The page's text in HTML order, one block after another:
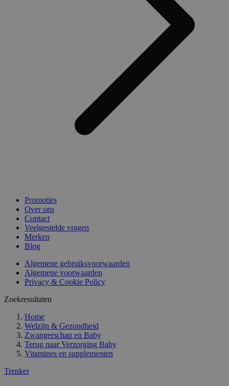
Promoties
Over ons
Contact
Veelgestelde vragen
Merken
Blog
Algemene gebruiksvoorwaarden
Algemene voorwaarden
Privacy & Cookie Policy
Zoekresultaten
Home
Welzijn & Gezondheid
Zwangerschap en Baby
Terug naar Verzorging Baby
Vitamines en supplementen
Trenker